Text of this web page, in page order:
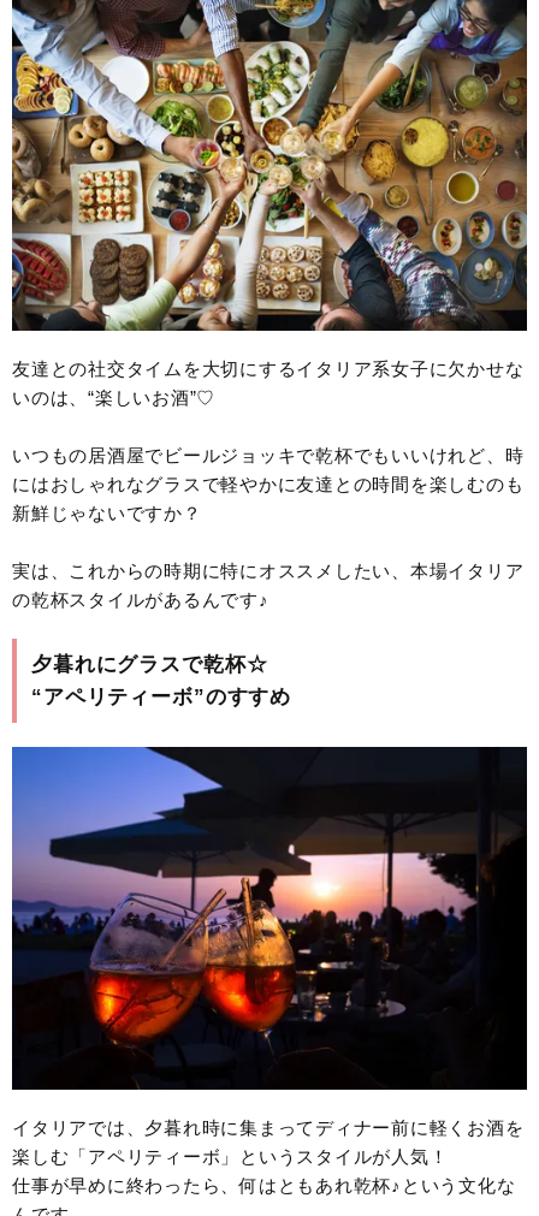
友達との社交タイムを大切にするイタリア系女子に欠かせな
いのは、“楽しいお酒”♡
いつもの居酒屋でビールジョッキで乾杯でもいいけれど、時
にはおしゃれなグラスで軽やかに友達との時間を楽しむのも
新鮮じゃないですか？
実は、これからの時期に特にオススメしたい、本場イタリア
の乾杯スタイルがあるんです♪
夕暮れにグラスで乾杯☆
“アペリティーボ”のすすめ
イタリアでは、夕暮れ時に集まってディナー前に軽くお酒を
楽しむ「アペリティーボ」というスタイルが人気！
仕事が早めに終わったら、何はともあれ乾杯♪という文化な